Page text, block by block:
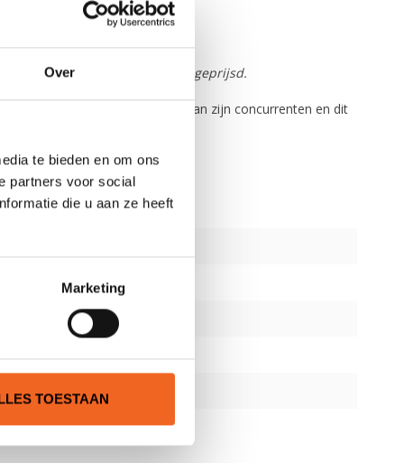
Over
te bieden en om ons
partners voor social
die u aan ze heeft
Marketing
TOESTAAN
is deze Cetus nu extra scherp geprijsd.
langere en scherpere neus dan zijn concurrenten en dit